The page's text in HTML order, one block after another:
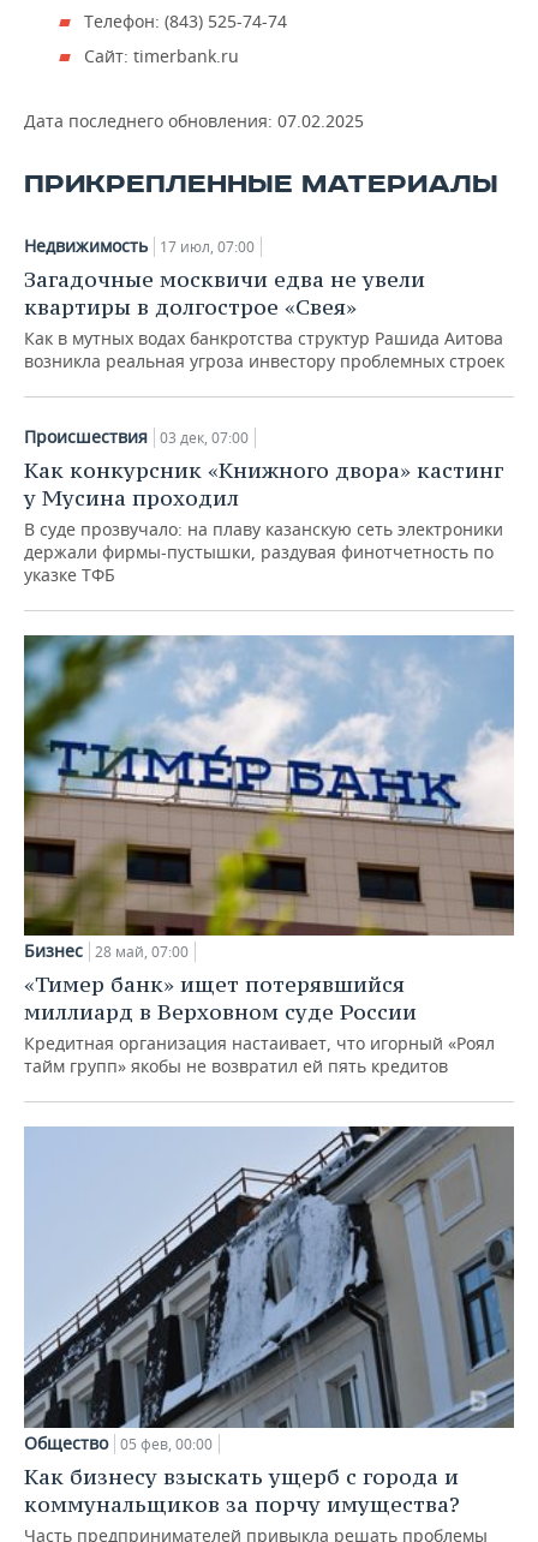
Телефон: (843) 525-74-74
Сайт: timerbank.ru
Дата последнего обновления: 07.02.2025
ПРИКРЕПЛЕННЫЕ МАТЕРИАЛЫ
Недвижимость 17 июл, 07:00
Загадочные москвичи едва не увели
квартиры в долгострое «Свея»
Как в мутных водах банкротства структур Рашида Аитова
возникла реальная угроза инвестору проблемных строек
Происшествия 03 дек, 07:00
Как конкурсник «Книжного двора» кастинг
у Мусина проходил
В суде прозвучало: на плаву казанскую сеть электроники
держали фирмы-пустышки, раздувая финотчетность по
указке ТФБ
Бизнес 28 май, 07:00
«Тимер банк» ищет потерявшийся
миллиард в Верховном суде России
Кредитная организация настаивает, что игорный «Роял
тайм групп» якобы не возвратил ей пять кредитов
Общество 05 фев, 00:00
Как бизнесу взыскать ущерб с города и
коммунальщиков за порчу имущества?
Часть предпринимателей привыкла решать проблемы